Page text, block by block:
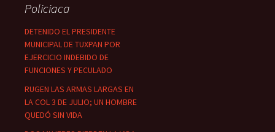
Policiaca
DETENIDO EL PRESIDENTE
MUNICIPAL DE TUXPAN POR
EJERCICIO INDEBIDO DE
FUNCIONES Y PECULADO
RUGEN LAS ARMAS LARGAS EN
LA COL 3 DE JULIO; UN HOMBRE
QUEDÓ SIN VIDA